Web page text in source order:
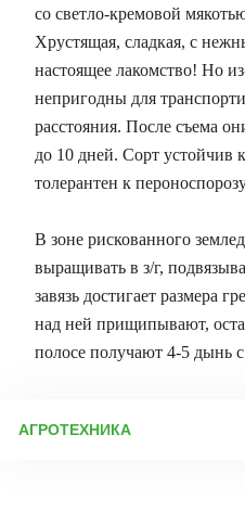
со светло-кремовой
Хрустящая, сладкая, с
настоящее лакомство! Но
непригодны для
расстояния. После съема
до 10 дней. Сорт устойчив
толерантен к
В зоне рискованного
выращивать в з/г,
завязь достигает размера
над ней прищипывают,
полосе получают 4-5 дынь
АГРОТЕХНИКА